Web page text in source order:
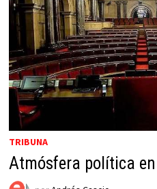
TRIBUNA
Atmósfera política